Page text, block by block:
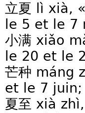
立夏 lì xià,
le 5 et le 7
小满 xiǎo
le 20 et le
芒种 máng
et le 7 juin;
夏至 xià